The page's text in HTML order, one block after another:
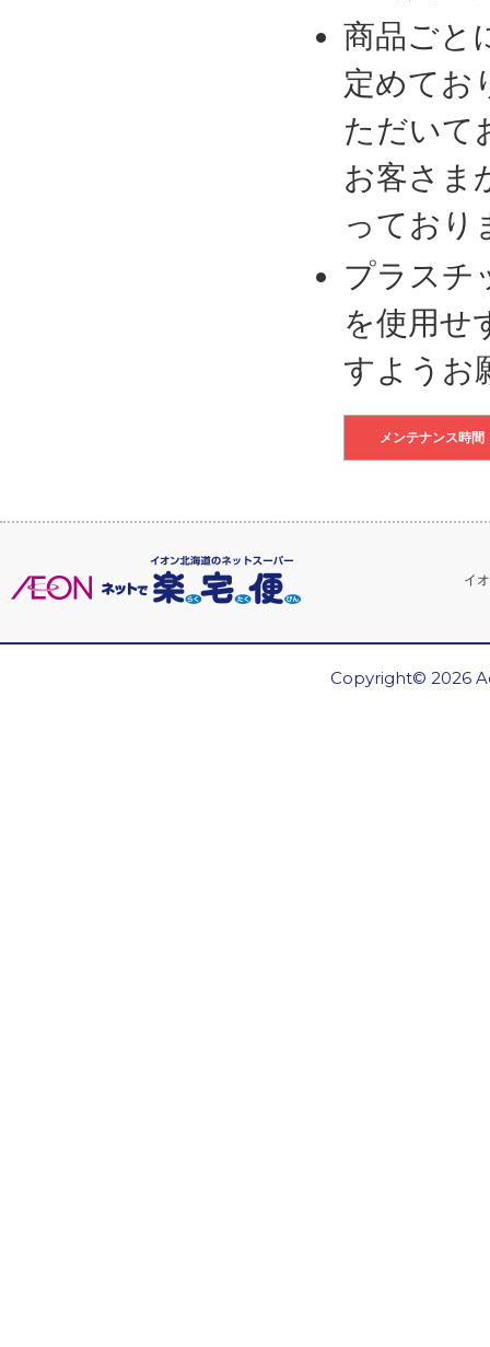
商品ごと
定めてお
ただいて
お客さま
っており
プラスチ
を使用せ
すようお
メンテナンス時間
イ
Copyright© 2026